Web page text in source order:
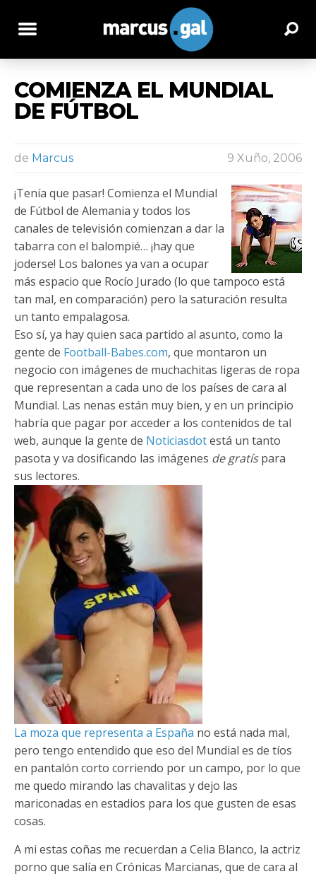
COMIENZA EL MUNDIAL
DE FÚTBOL
de Marcus 9 Xuño, 2006
¡Tenía que pasar! Comienza el Mundial
de Fútbol de Alemania y todos los
canales de televisión comienzan a dar la
tabarra con el balompié… ¡hay que
joderse! Los balones ya van a ocupar
más espacio que Rocío Jurado (lo que tampoco está
tan mal, en comparación) pero la saturación resulta
un tanto empalagosa.
Eso sí, ya hay quien saca partido al asunto, como la
gente de Football-Babes.com, que montaron un
negocio con imágenes de muchachitas ligeras de ropa
que representan a cada uno de los países de cara al
Mundial. Las nenas están muy bien, y en un principio
habría que pagar por acceder a los contenidos de tal
web, aunque la gente de Noticiasdotestá un tanto
pasota y va dosificando las imágenes de gratíspara
sus lectores.
La moza que representa a España no está nada mal,
pero tengo entendido que eso del Mundial es de tíos
en pantalón corto corriendo por un campo, por lo que
me quedo mirando las chavalitas y dejo las
mariconadas en estadios para los que gusten de esas
cosas.
A mi estas coñas me recuerdan a Celia Blanco, la actriz
porno que salía en Crónicas Marcianas, que de cara al